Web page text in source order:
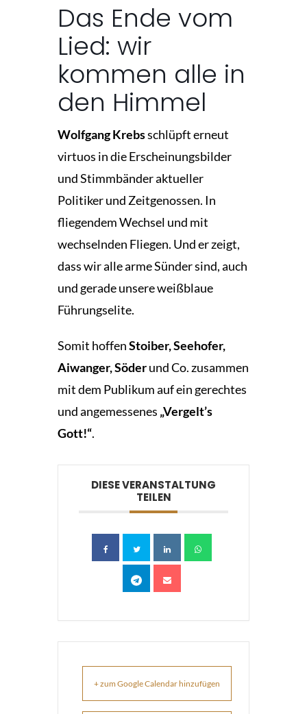
Das Ende vom
Lied: wir
kommen alle in
den Himmel
Wolfgang Krebsschlüpft erneut
virtuos in die Erscheinungsbilder
und Stimmbänder aktueller
Politiker und Zeitgenossen. In
fliegendem Wechsel und mit
wechselnden Fliegen. Und er zeigt,
dass wir alle arme Sünder sind, auch
und gerade unsere weißblaue
Führungselite.
Somit hoffenStoiber, Seehofer,
Aiwanger, Söderund Co. zusammen
mit dem Publikum auf ein gerechtes
und angemessenes „Vergelt’s
Gott!“.
DIESE VERANSTALTUNG
TEILEN
+ zum Google Calendar hinzufügen